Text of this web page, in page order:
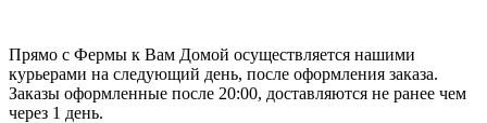
Прямо с Фермы к Вам Домой осуществляется нашими
курьерами на следующий день, после оформления заказа.
Заказы оформленные после 20:00, доставляются не ранее чем
через 1 день.